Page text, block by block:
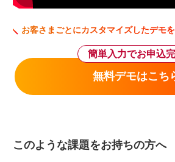
お客さまごとにカスタマイズしたデモ
無料デモはこち
簡単入力でお申込
このような課題をお持ちの方へ